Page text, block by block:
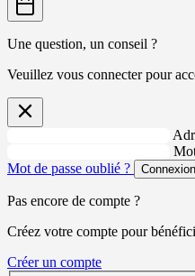
Une question, un conseil ?
Veuillez vous connecter pour
Mot de passe oublié ?
Connexion
Pas encore de compte ?
Créez votre compte pour
Créer un compte